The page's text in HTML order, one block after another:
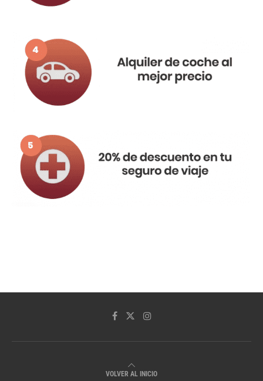
VOLVER AL INICIO